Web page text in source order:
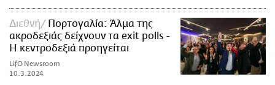
Διεθνή
Πορτογαλία: Άλμα της
ακροδεξιάς δείχνουν τα exit polls -
Η κεντροδεξιά προηγείται
LifO Newsroom
10.3.2024